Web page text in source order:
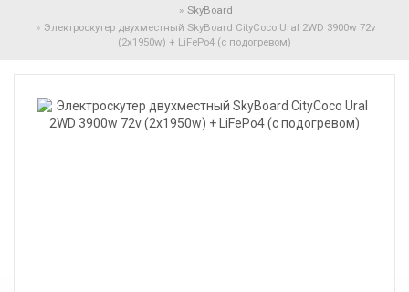
SkyBoard
Электроскутер двухместный SkyBoard CityCoco Ural 2WD 3900w 72v
(2х1950w) + LiFePo4 (с подогревом)